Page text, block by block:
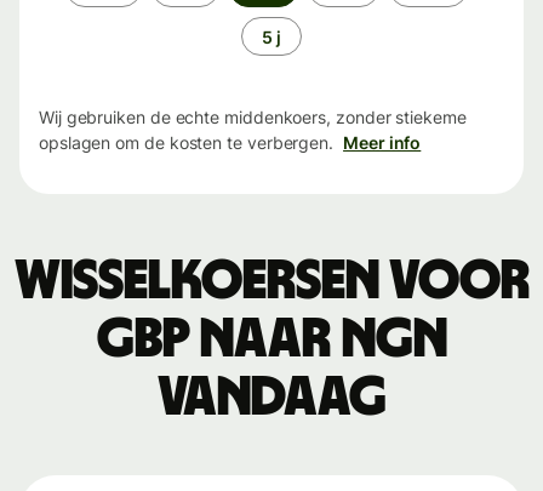
5 j
Wij gebruiken de echte middenkoers, zonder stiekeme
opslagen om de kosten te verbergen. Meer info
Wisselkoersen voor
GBP naar NGN
vandaag